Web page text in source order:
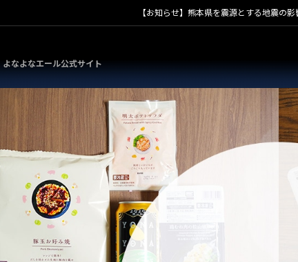
【お知らせ】熊本県を震源とする地震の
よなよなエール公式サイト